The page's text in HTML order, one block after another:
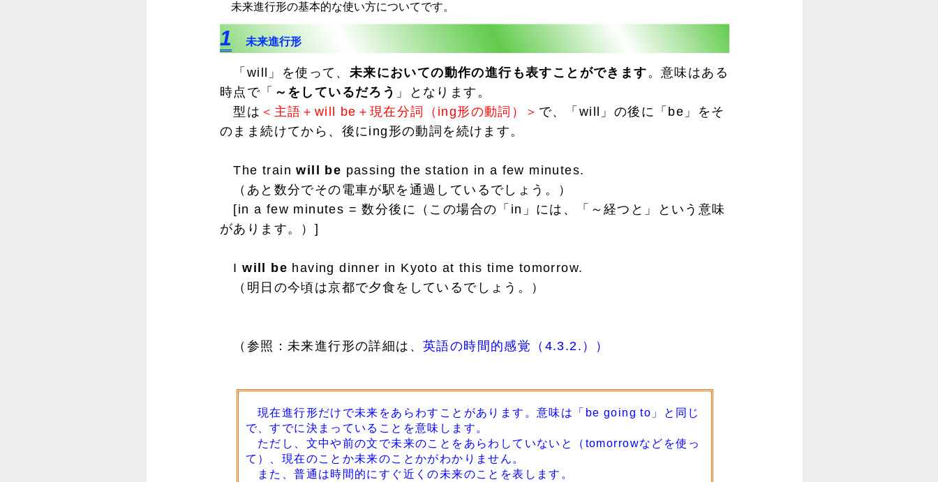
未来進行形の基本的な使い方についてです。
1 未来進行形
「will」を使って、 未来においての動作の進行も表すことができます 。意味はある
時点で「 ～をしているだろう 」となります。
型は ＜主語＋will be＋現在分詞（ing形の動詞）＞ で、「will」の後に「be」をそ
のまま続けてから、後にing形の動詞を続けます。
The trainwill be passing the station in a few minutes.
（あと数分でその電車が駅を通過しているでしょう。）
[in a few minutes = 数分後に（この場合の「in」には、「～経つと」という意味
があります。）]
Iwill be having dinner in Kyoto at this time tomorrow.
（明日の今頃は京都で夕食をしているでしょう。）
（参照：未来進行形の詳細は、 英語の時間的感覚（4.3.2.））
現在進行形だけで未来をあらわすことがあります。意味は「be going to」と同じ
で、すでに決まっていることを意味します。
ただし、文中や前の文で未来のことをあらわしていないと（tomorrowなどを使っ
て）、現在のことか未来のことかがわかりません。
また、普通は時間的にすぐ近くの未来のことを表します。